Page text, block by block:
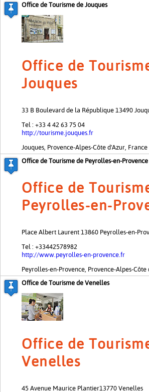
Office de Tourisme de Jouques
Office de
Jouques
33 B Boulevard de la République 13490
Tel : +33 4 42 63 75 04
http://tourisme.jouques.fr
Jouques, Provence-Alpes-Côte d'Azur, France
Office de Tourisme de Peyrolles-en-Provence
Office de
Peyrolles-en-
Place Albert Laurent 13860 Peyrolles-en-
Tel : +33442578982
http://www.peyrolles-en-provence.fr
Peyrolles-en-Provence, Provence-Alpes-Côte
Office de Tourisme de Venelles
Office de
Venelles
45 Avenue Maurice Plantier13770 Venelles